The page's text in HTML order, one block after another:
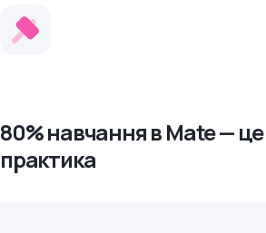
80% навчання в Mate — це
практика